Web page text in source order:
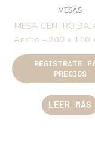
MESAS
MESA CENTRO
Ancho – 200 x 110
REGÍSTRATE
PRECIOS
LEER MÁS